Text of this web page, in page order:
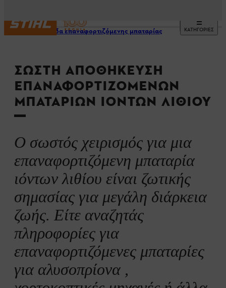
ΚΑΤΗΓΟΡΙΕΣ
Φροντίδα επαναφορτιζόμενης μπαταρίας
ΣΩΣΤΉ ΑΠΟΘΉΚΕΥΣΗ
ΕΠΑΝΑΦΟΡΤΙΖΌΜΕΝΩΝ
ΜΠΑΤΑΡΙΏΝ ΙΌΝΤΩΝ ΛΙΘΊΟΥ
Ο σωστός χειρισμός για μια
επαναφορτιζόμενη μπαταρία
ιόντων λιθίου είναι ζωτικής
σημασίας για μεγάλη διάρκεια
ζωής. Είτε αναζητάς
πληροφορίες για
επαναφορτιζόμενες μπαταρίες
για αλυσοπρίονα ,